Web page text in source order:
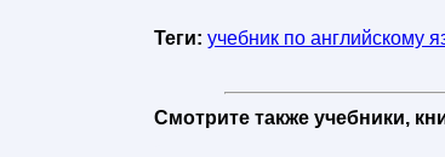
Теги: учебник по английскому
Смотрите также учебники,